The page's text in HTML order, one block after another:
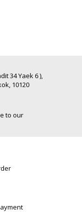
34 Yaek 6 ),
10120
to our